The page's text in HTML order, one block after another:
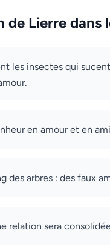
Lierre dans
les insectes qui
en amour et en
des arbres : des faux
relation sera